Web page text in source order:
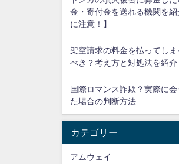
金・寄付金を送れる機関を
に注意！】
架空請求の料金を払ってしま
べき？考え方と対処法を紹介
国際ロマンス詐欺？実際に
た場合の判断方法
カテゴリー
アムウェイ